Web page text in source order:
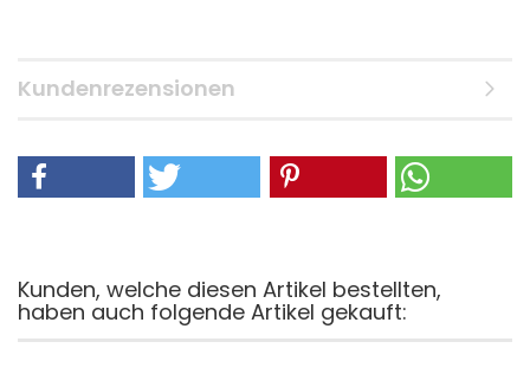
Kundenrezensionen
Kunden, welche diesen Artikel bestellten,
haben auch folgende Artikel gekauft: